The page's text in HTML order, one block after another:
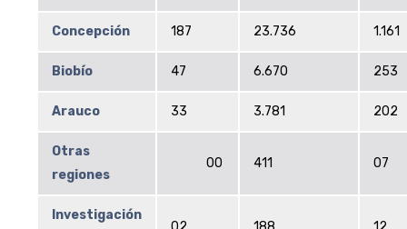
Concepción 187 23.736 1.161
Biobío 47 6.670 253
Arauco 33 3.781 202
Otras
regiones
00 411 07
Investigación